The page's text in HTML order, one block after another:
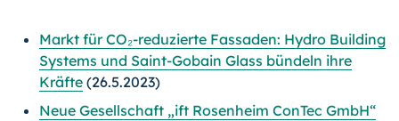
Markt für CO₂-reduzierte Fassaden: Hydro Building
Systems und Saint-Gobain Glass bündeln ihre
Kräfte (26.5.2023)
Neue Gesellschaft „ift Rosenheim ConTec GmbH“